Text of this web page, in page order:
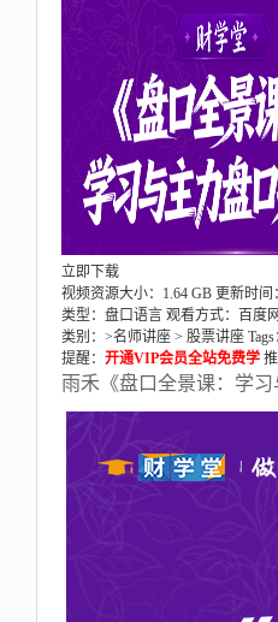
立即下载
视频资源大小：1.64 GB 更新时间
类型：盘口语言 观看方式：百度
类别：>名师讲座 > 股票讲座 Tags
提醒： 开通VIP会员全站免费学
雨禾《盘口全景课：学